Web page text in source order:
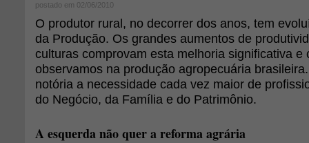
postado em 02/06/2010
O produtor rural, no decorrer dos anos, tem
da Produção. Os grandes aumentos de
culturas comprovam esta melhoria significativa e
observamos na produção agropecuária
notória a necessidade cada vez maior de
do Negócio, da Família e do Patrimônio.
A esquerda não quer a reforma agrária